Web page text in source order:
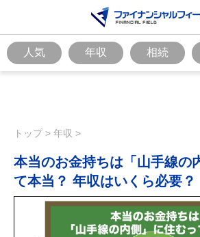
人気 年収 相続
トップ> 年収 >
本当のお金持ちは「山手線の
て本当？ 年収はいくら必要？